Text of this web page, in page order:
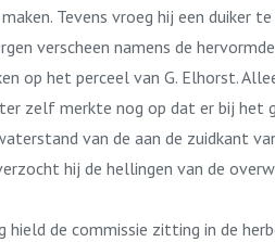
Tevens vroeg hij een duiker
verscheen namens de
op het perceel van G. Elhorst.
zelf merkte nog op dat er bij
van de aan de zuidkant
hij de hellingen van de
hield de commissie zitting in de